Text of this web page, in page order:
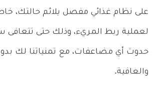
على نظام غذائي مفصل يلائم حالتك،
لعملية ربط المريء، وذلك حتى تتعافى
حدوث أي مضاعفات، مع تمنياتنا لك
والعافية.